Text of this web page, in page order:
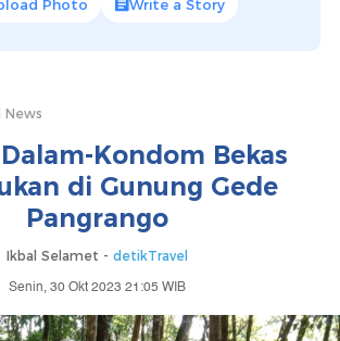
Photo Write a Story
News
Kondom Bekas
di Gunung Gede
Pangrango
Ikbal Selamet - detikTravel
Senin, 30 Okt 2023 21:05 WIB